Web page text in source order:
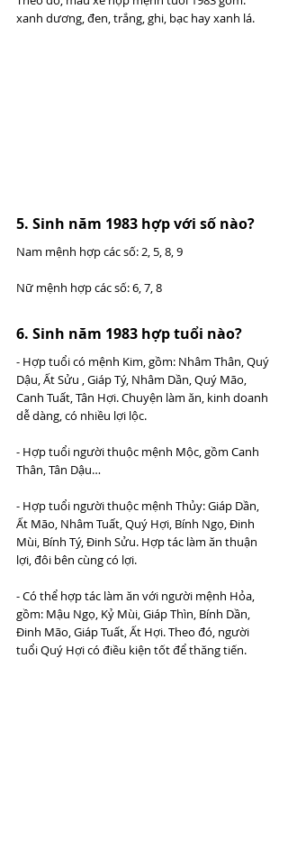
xanh dương, đen, trắng, ghi, bạc hay xanh lá.
5. Sinh năm 1983 hợp với số nào?
Nam mệnh hợp các số: 2, 5, 8, 9
Nữ mệnh hợp các số: 6, 7, 8
6. Sinh năm 1983 hợp tuổi nào?
- Hợp tuổi có mệnh Kim, gồm: Nhâm Thân, Quý
Dậu, Ất Sửu , Giáp Tý, Nhâm Dần, Quý Mão,
Canh Tuất, Tân Hợi. Chuyện làm ăn, kinh doanh
dễ dàng, có nhiều lợi lộc.
- Hợp tuổi người thuộc mệnh Mộc, gồm Canh
Thân, Tân Dậu…
- Hợp tuổi người thuộc mệnh Thủy: Giáp Dần,
Ất Mão, Nhâm Tuất, Quý Hợi, Bính Ngọ, Đinh
Mùi, Bính Tý, Đinh Sửu. Hợp tác làm ăn thuận
lợi, đôi bên cùng có lợi.
- Có thể hợp tác làm ăn với người mệnh Hỏa,
gồm: Mậu Ngọ, Kỷ Mùi, Giáp Thìn, Bính Dần,
Đinh Mão, Giáp Tuất, Ất Hợi. Theo đó, người
tuổi Quý Hợi có điều kiện tốt để thăng tiến.